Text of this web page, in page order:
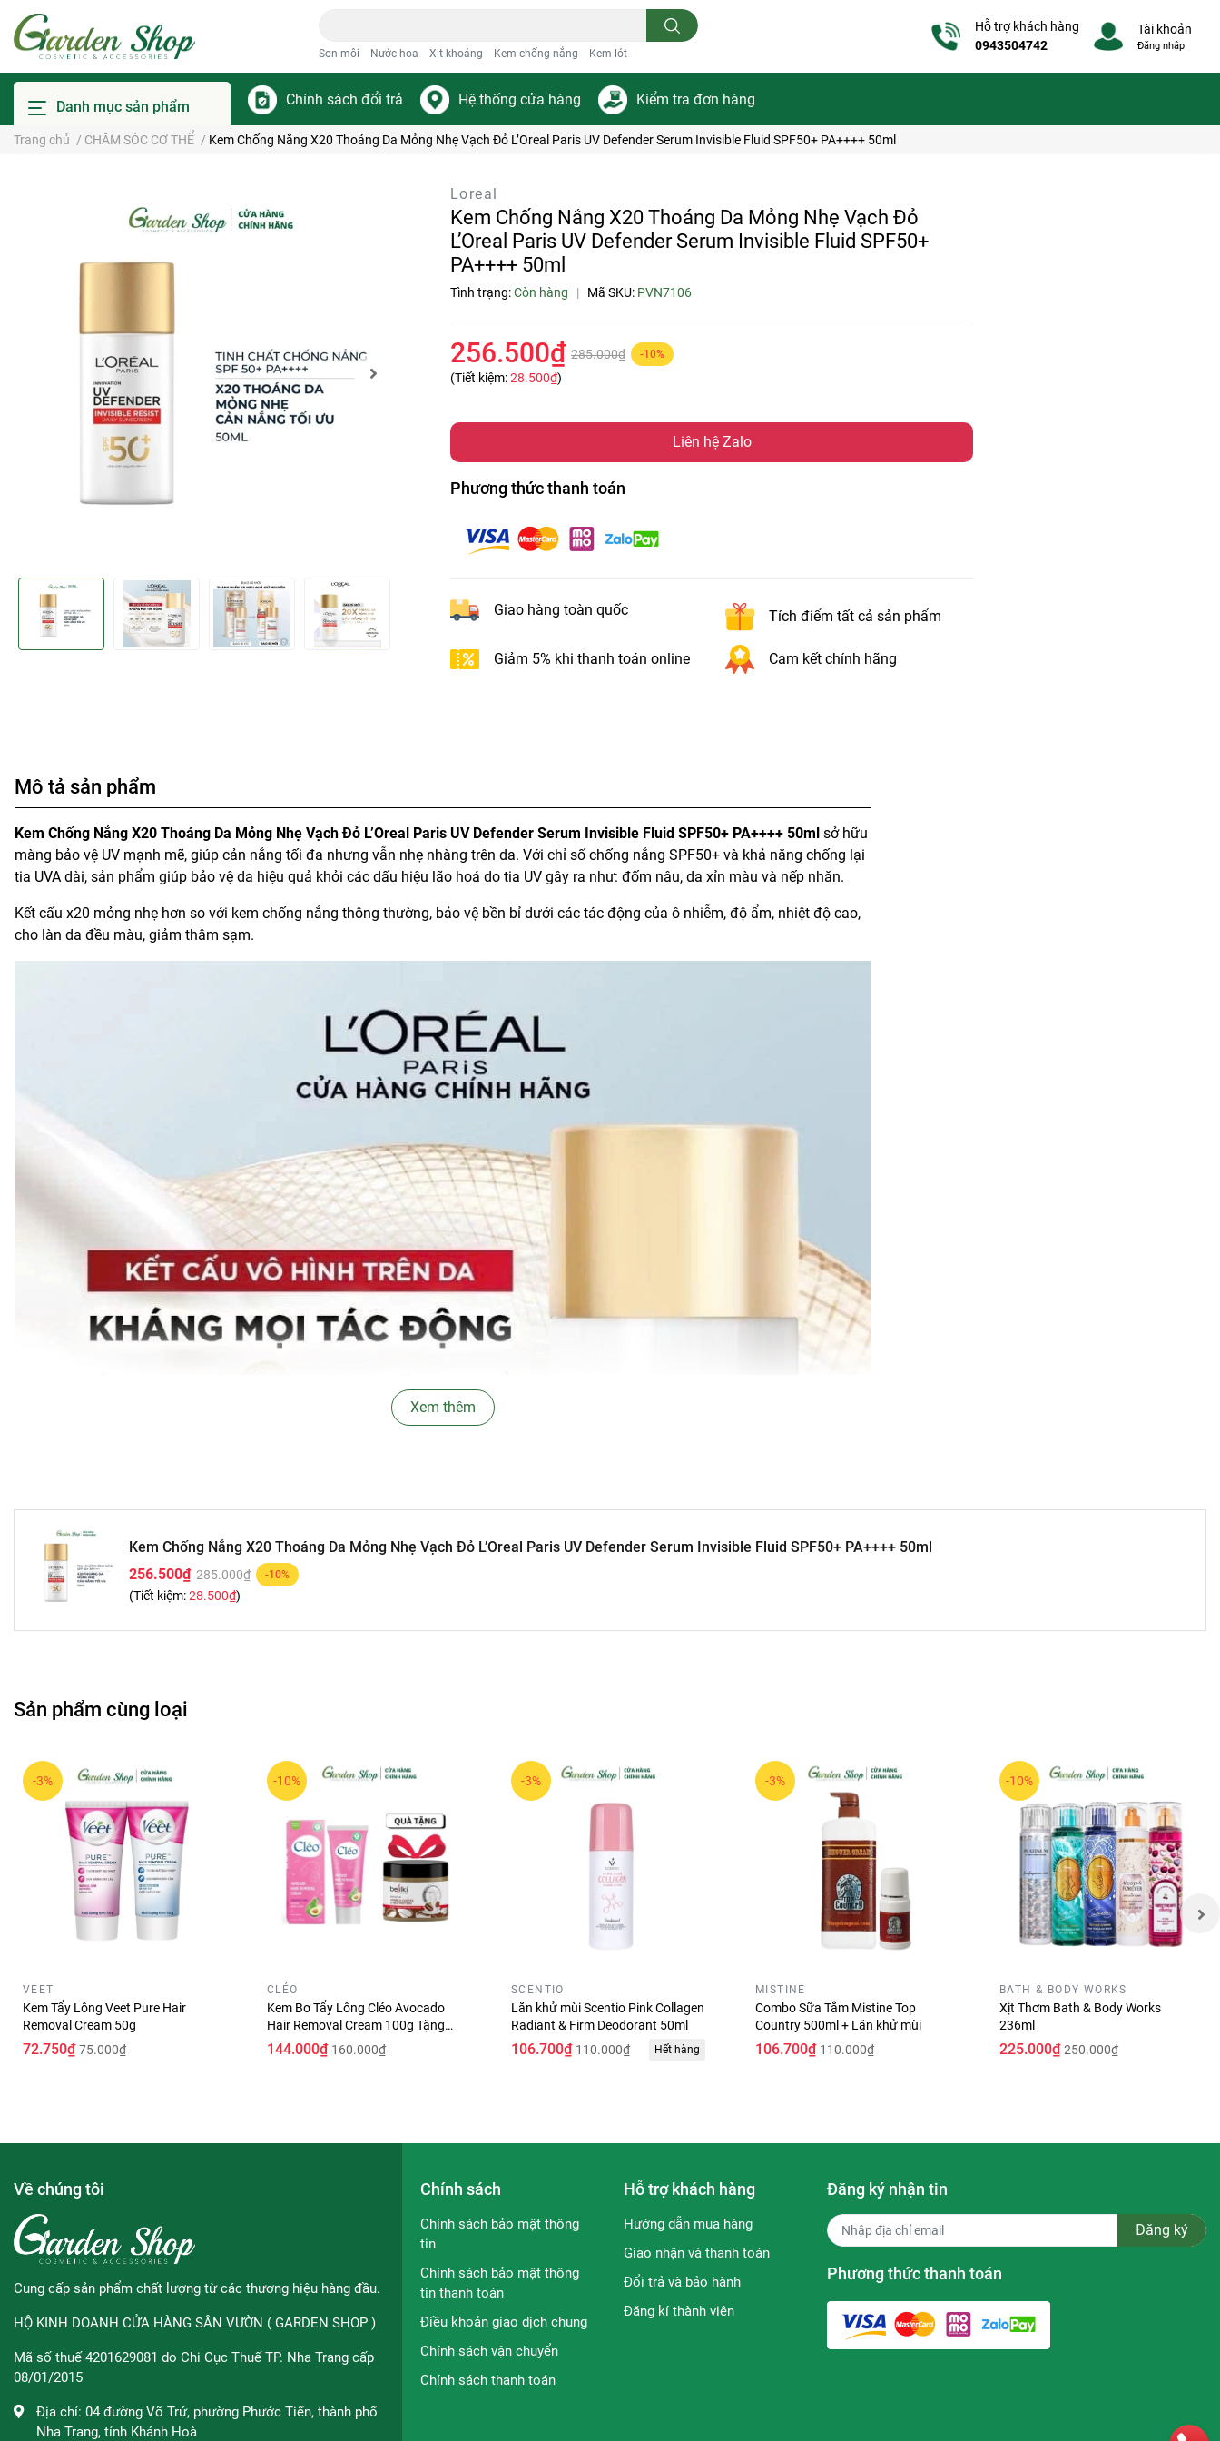
Son môi Nước hoa Xịt khoáng Kem chống nắng Kem lót
Hỗ trợ khách hàng
0943504742
Tài khoản
Đăng nhập
Danh mục sản phẩm Chính sách đổi trả Hệ thống cửa hàng Kiểm tra đơn hàng
Trang chủ / CHĂM SÓC CƠ THỂ / Kem Chống Nắng X20 Thoáng Da Mỏng Nhẹ Vạch Đỏ L’Oreal Paris UV Defender Serum Invisible Fluid SPF50+ PA++++ 50ml
Loreal
Kem Chống Nắng X20 Thoáng Da Mỏng Nhẹ Vạch Đỏ
L’Oreal Paris UV Defender Serum Invisible Fluid SPF50+
PA++++ 50ml
Tình trạng:Còn hàng | Mã SKU: PVN7106
256.500₫ 285.000₫ -10%
(Tiết kiệm:28.500₫)
Liên hệ Zalo
Phương thức thanh toán
Giao hàng toàn quốc Tích điểm tất cả sản phẩm
Giảm 5% khi thanh toán online Cam kết chính hãng
Mô tả sản phẩm
Kem Chống Nắng X20 Thoáng Da Mỏng Nhẹ Vạch Đỏ L’Oreal Paris UV Defender Serum Invisible Fluid SPF50+ PA++++ 50ml sở hữu
màng bảo vệ UV mạnh mẽ, giúp cản nắng tối đa nhưng vẫn nhẹ nhàng trên da. Với chỉ số chống nắng SPF50+ và khả năng chống lại
tia UVA dài, sản phẩm giúp bảo vệ da hiệu quả khỏi các dấu hiệu lão hoá do tia UV gây ra như: đốm nâu, da xỉn màu và nếp nhăn.
Kết cấu x20 mỏng nhẹ hơn so với kem chống nắng thông thường, bảo vệ bền bỉ dưới các tác động của ô nhiễm, độ ẩm, nhiệt độ cao,
cho làn da đều màu, giảm thâm sạm.
Ưu điểm nổi bật:
Công nghệ Netlock độc quyền của L’Oreál:
Giúp tạo lớp màng chắn UV mỏng nhẹ vô hình, giúp bảo vệ da tối đa khỏi tia UV, đặc
biệt UVA xâm nhập vào sâu trong da.
Có khả năng chống nước, chống mồ hôi tốt, duy trì khả năng bảo vệ da suốt ngày dài.
Giúp giảm các dấu hiệu bị lão hoá sớm do tia UV gây ra như: nếp nhăn, đốm nâu và da xỉn màu.
Kết cấu sản phẩm: Dạng sữa lỏng giúp thấm thấu nhanh, siêu mỏng nhẹ, không gây nhờn dính trên da.
Hướng dẫn sử dụng:Lấy một lượng vừa đủ thoa lên da và tán đều để sữa chống nắng thẩm thấu vào da. Nên thoa lại sản phẩm khi
hoạt động ngoài trời hay tiếp xúc với nước sau 2 tiếng.
Bảo quản:nơi khô ráo, thoáng mát và đóng kĩ nắp sản phẩm sau khi sử dụng
Xuất xứ:Pháp
Xem thêm
Kem Chống Nắng X20 Thoáng Da Mỏng Nhẹ Vạch Đỏ L’Oreal Paris UV Defender Serum Invisible Fluid SPF50+ PA++++ 50ml
256.500₫ 285.000₫ -10%
(Tiết kiệm:28.500₫)
Sản phẩm cùng loại
-3%
VEET
Kem Tẩy Lông Veet Pure Hair
Removal Cream 50g
72.750₫ 75.000₫
-10%
CLÉO
Kem Bơ Tẩy Lông Cléo Avocado
Hair Removal Cream 100g Tặng
Tẩy Da Chết Muối Tre Và Chiết Xuất
Bơ Besilki 350g
144.000₫ 160.000₫
-3%
SCENTIO
Lăn khử mùi Scentio Pink Collagen
Radiant & Firm Deodorant 50ml
106.700₫ 110.000₫ Hết hàng
-3%
MISTINE
Combo Sữa Tắm Mistine Top
Country 500ml + Lăn khử mùi
106.700₫ 110.000₫
-10%
BATH & BODY WORKS
Xịt Thơm Bath & Body Works
236ml
225.000₫ 250.000₫
Về chúng tôi
Cung cấp sản phẩm chất lượng từ các thương hiệu hàng đầu.
HỘ KINH DOANH CỬA HÀNG SÂN VƯỜN ( GARDEN SHOP )
Mã số thuế 4201629081 do Chi Cục Thuế TP. Nha Trang cấp
08/01/2015
Địa chỉ: 04 đường Võ Trứ, phường Phước Tiến, thành phố
Nha Trang, tỉnh Khánh Hoà
Chính sách
Chính sách bảo mật thông
tin
Chính sách bảo mật thông
tin thanh toán
Điều khoản giao dịch chung
Chính sách vận chuyển
Chính sách thanh toán
Hỗ trợ khách hàng
Hướng dẫn mua hàng
Giao nhận và thanh toán
Đổi trả và bảo hành
Đăng kí thành viên
Đăng ký nhận tin
Đăng ký
Phương thức thanh toán